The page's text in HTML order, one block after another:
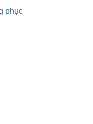
phục